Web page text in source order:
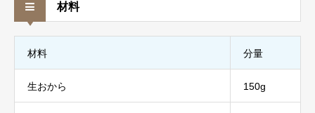
材料
材料 分量
生おから 150g